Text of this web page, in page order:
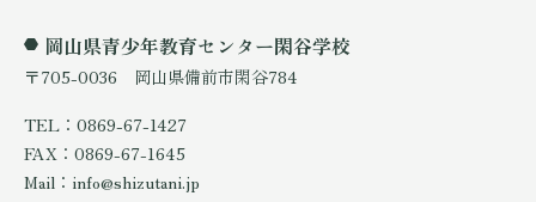
岡山県青少年教育センター閑谷学校
〒705-0036 岡山県備前市閑谷784
TEL：0869-67-1427
FAX：0869-67-1645
Mail：info@shizutani.jp